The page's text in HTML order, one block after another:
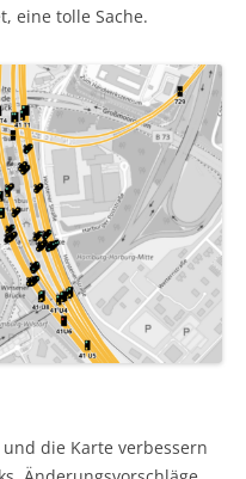
eine tolle Sache.
die Karte verbessern